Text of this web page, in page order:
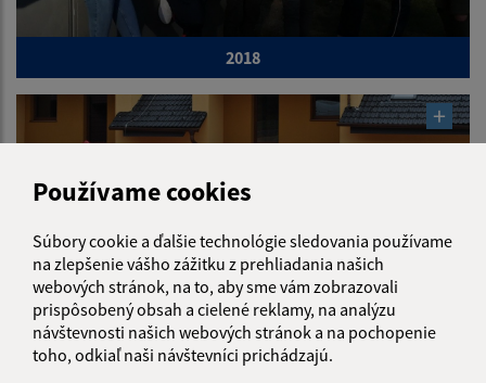
Používame cookies
Súbory cookie a ďalšie technológie sledovania používame
na zlepšenie vášho zážitku z prehliadania našich
webových stránok, na to, aby sme vám zobrazovali
prispôsobený obsah a cielené reklamy, na analýzu
návštevnosti našich webových stránok a na pochopenie
toho, odkiaľ naši návštevníci prichádzajú.
2018
Do roku 2017